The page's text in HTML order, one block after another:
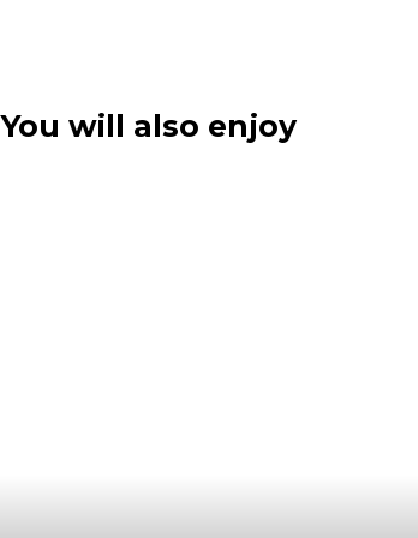
You will also enjoy